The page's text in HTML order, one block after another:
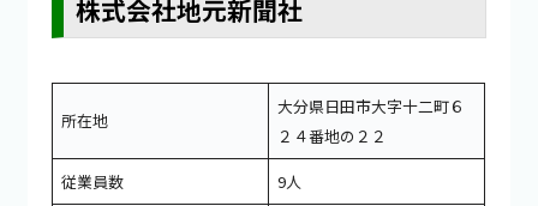
株式会社地元新聞社
所在地
大分県日田市大字十二町６
２４番地の２２
従業員数
9人